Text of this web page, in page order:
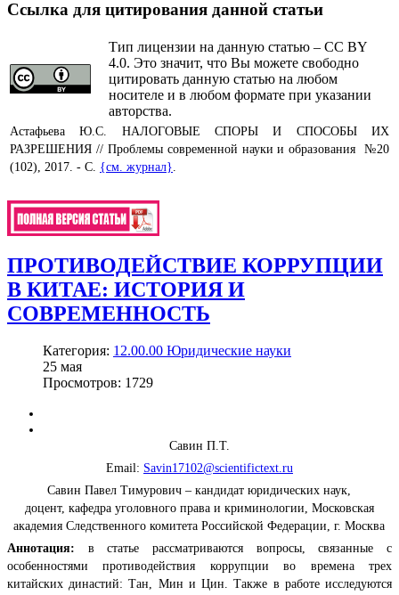
Ссылка для цитирования данной статьи
Тип лицензии на данную статью – CC BY
4.0. Это значит, что Вы можете свободно
цитировать данную статью на любом
носителе и в любом формате при указании
авторства.
Астафьева Ю.С. НАЛОГОВЫЕ СПОРЫ И СПОСОБЫ ИХ
РАЗРЕШЕНИЯ // Проблемы современной науки и образования №20
(102), 2017. - С. {см. журнал}
ПРОТИВОДЕЙСТВИЕ КОРРУПЦИИ
В КИТАЕ: ИСТОРИЯ И
СОВРЕМЕННОСТЬ
Категория: 12.00.00 Юридические науки
25 мая
Просмотров: 1729
Савин П.Т.
Email: Savin17102@scientifictext.ru
Савин Павел Тимурович – кандидат юридических наук,
доцент, кафедра уголовного права и криминологии, Московская
академия Следственного комитета Российской Федерации, г. Москва
Аннотация: в статье рассматриваются вопросы, связанные с
особенностями противодействия коррупции во времена трех
китайских династий: Тан, Мин и Цин. Также в работе исследуются